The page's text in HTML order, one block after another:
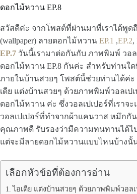
ดอกไม้หวาน EP.8
สวัสดีค่ะ จากโพสต์ที่ผ่านมาที่เราได้พูด
(wallpaper) ลายดอกไม้หวาน EP.1 ,EP.2,
EP.7 วันนี้เรามาต่อกันกับ ภาพพิมพ์ วอลเ
ดอกไม้หวาน EP.8 กันค่ะ สำหรับท่านใ
ภายในบ้านสวยๆ โพสต์นี้ช่วยท่านได้ค่ะ
เดีย แต่งบ้านสวยๆ ด้วยภาพพิมพ์วอลเป
ดอกไม้หวาน ค่ะ ซึ่งวอลเปเปอร์ที่เราจ
วอลเปเปอร์ที่ทำจากผ้าแคนวาส หมึกกั
คุณภาพดี รับรองว่ามีความทนทานได้ไ
แต่จะมีลายดอกไม้หวานแบบไหนบ้างนั้
เลือกหัวข้อที่ต้องการอ่าน
ไอเดีย แต่งบ้านสวยๆ ด้วยภาพพิมพ์วอล